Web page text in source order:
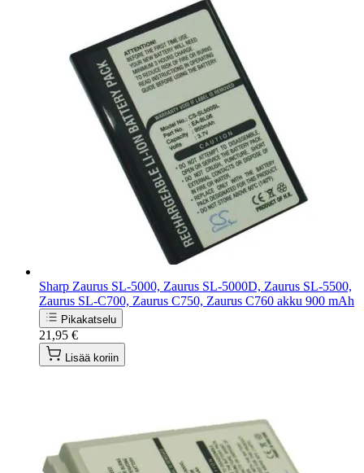
Sharp Zaurus SL-5000, Zaurus SL-5000D, Zaurus SL-5500,
Zaurus SL-C700, Zaurus C750, Zaurus C760 akku 900 mAh
Pikakatselu
21,95 €
Lisää koriin